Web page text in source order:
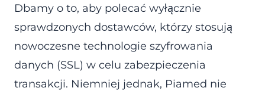
Dbamy o to, aby polecać wyłącznie
sprawdzonych dostawców, którzy stosują
nowoczesne technologie szyfrowania
danych (SSL) w celu zabezpieczenia
transakcji. Niemniej jednak, Piamed nie